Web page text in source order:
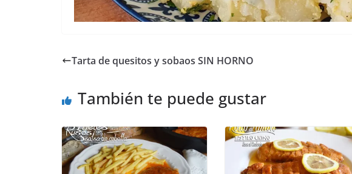
Tarta de quesitos y sobaos SIN HORNO
También te puede gustar